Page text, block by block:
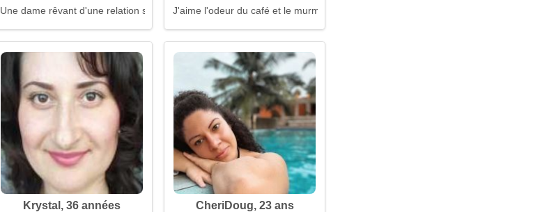
Une dame rêvant d'une relation sérieuseJ'aime l'odeur du café et le murmure de l'aube
Krystal, 36 années CheriDoug, 23 ans